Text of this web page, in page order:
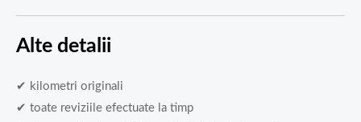
Alte detalii
✔ kilometri originali
✔ toate reviziile efectuate la timp